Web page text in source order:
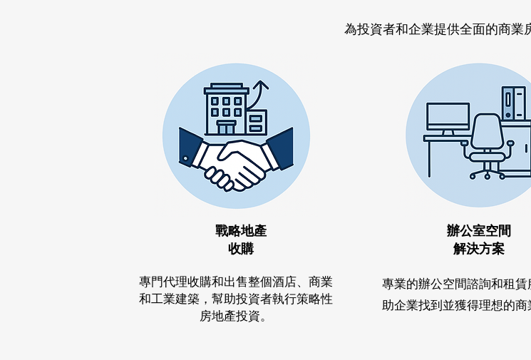
為投資者和企業提供全面的商業
戰略地產
收購
專門代理收購和出售整個酒店、商業
和工業建築，幫助投資者執行策略性
房地產投資。
辦公室空間
解決方案
專業的辦公空間諮詢和租
助企業找到並獲得理想的商